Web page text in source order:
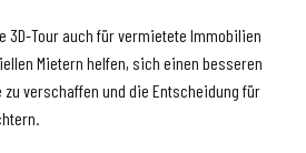
3D-Tour auch für vermietete Immobilien
Mietern helfen, sich einen besseren
verschaffen und die Entscheidung für